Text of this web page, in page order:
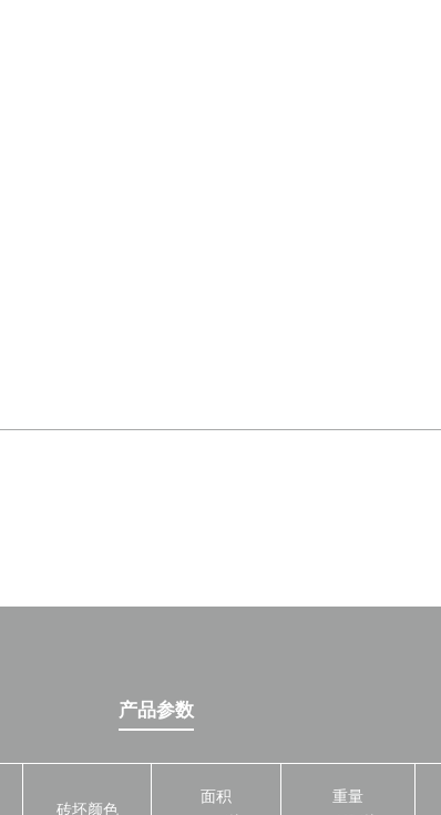
产品参数
砖坯颜色
面积
重量